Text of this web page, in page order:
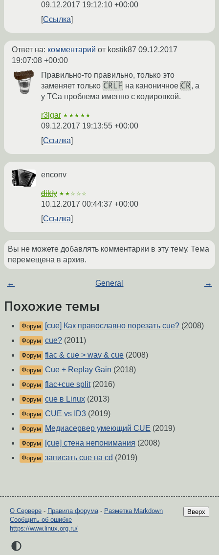
09.12.2017 19:12:10 +00:00
Ссылка
Ответ на: комментарий от kostik87 09.12.2017
19:07:08 +00:00
Правильно-то правильно, только это
заменяет только CRLF на каноничное CR, а
у ТСа проблема именно с кодировкой.
r3lgar ★★★★★
09.12.2017 19:13:55 +00:00
Ссылка
enconv
dikiy ★★☆☆☆
10.12.2017 00:44:37 +00:00
Ссылка
Вы не можете добавлять комментарии в эту тему. Тема
перемещена в архив.
← General →
Похожие темы
Форум [cue] Как православно порезать cue? (2008)
Форум cue? (2011)
Форум flac & cue > wav & cue (2008)
Форум Cue + Replay Gain (2018)
Форум flac+cue split(2016)
Форум cue в Linux (2013)
Форум CUE vs ID3 (2019)
Форум Медиасервер умеющий CUE (2019)
Форум [cue] стена непонимания (2008)
Форум записать cue на cd (2019)
Вверх
О Сервере - Правила форума- Разметка Markdown
Сообщить об ошибке
https://www.linux.org.ru/